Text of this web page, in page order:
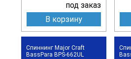
под заказ
В корзину
Спиннинг Major Craft
BassPara BPS-662UL